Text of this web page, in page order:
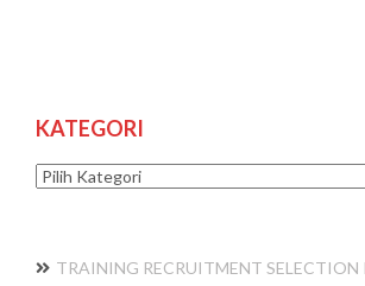
KATEGORI
Kategori
TRAINING RECRUITMENT SELECTION